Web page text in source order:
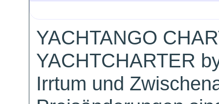
YACHTANGO
YACHTCHARTER
Irrtum und